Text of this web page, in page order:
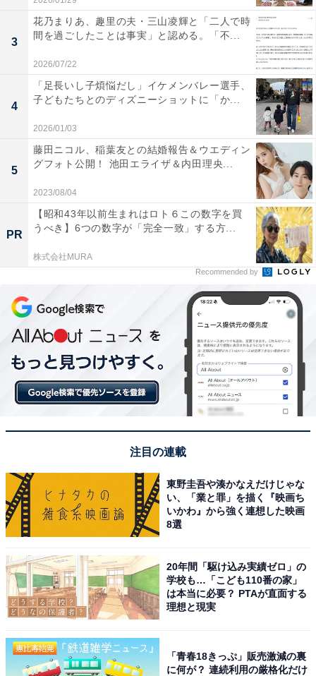
3
花乃まりあ、趣里の夫・三山凌輝と「二人で時
間を過ごしたことは事実」と認める。「不...
2026/07/22
4
「足長いし子煩悩だし」イケメンバレー選手、
子どもたちとのディズニーショットに「か...
2026/01/03
5
藤田ニコル、稲葉友との結婚報告＆ウエディン
グフォト公開！ 池田エライザ＆内田理央...
2023/08/04
PR
【昭和43年以前生まれはロト６この数字を買
うべき】6つの数字が「完全一致」する方...
株式会社MURA
Recommended by
注目の連載
東野圭吾や湊かなえだけじゃな
い、「業と罪」を描く『映画ち
いかわ』から強く連想した映画
8選
20年間「駆け込み実績ゼロ」の
学校も…「こども110番の家」
は本当に必要？ PTAが直面する
理想と現実
「青春18きっぷ」販売激減の裏
に何が？ 連続利用の厳格化だけ